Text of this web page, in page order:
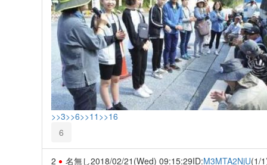
>>3>>6>>11 >>16
6
2 名無し2018/02/21(Wed) 09:15:29ID:M3MTA2NjU(1/